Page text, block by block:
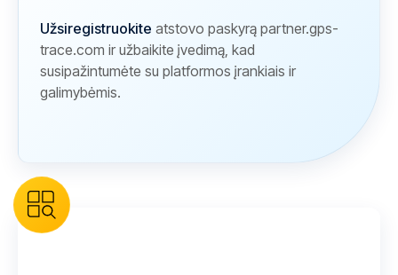
Užsiregistruokite atstovo paskyrą partner.gps-
trace.com ir užbaikite įvedimą, kad
susipažintumėte su platformos įrankiais ir
galimybėmis.